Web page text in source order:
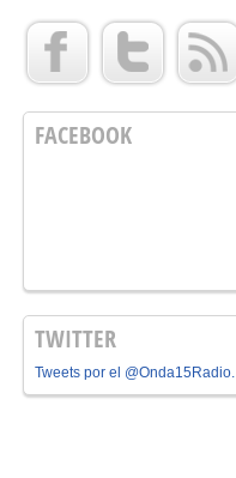
FACEBOOK
TWITTER
Tweets por el @Onda15Radio.